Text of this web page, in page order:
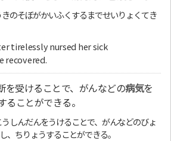
のそぼがかいふくするまでせいりょくてき
tirelessly nursed her sick
recovered.
を受けることで、がんなどの病気を
ことができる。
しんだんをうけることで、がんなどのびょ
、ちりょうすることができる。